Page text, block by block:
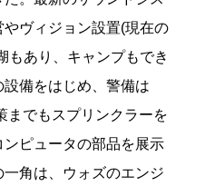
ヴィジョン設置(現在の
もあり、キャンプもでき
備をはじめ、警備は
までもスプリンクラーを
ピュータの部品を展示
角は、ウォズのエンジ